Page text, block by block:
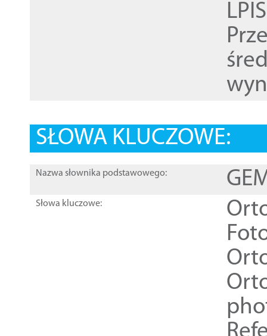
SŁOWA KLUCZOWE:
Nazwa słownika podstawowego:
Słowa kluczowe: